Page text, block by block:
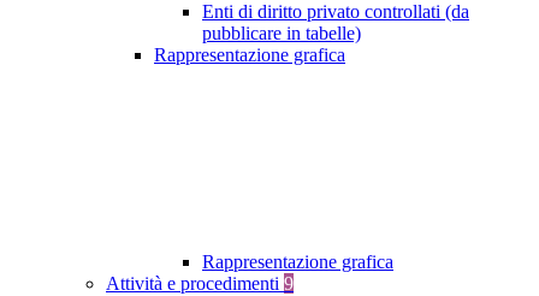
Enti di diritto privato controllati (da
pubblicare in tabelle)
Rappresentazione grafica
Rappresentazione grafica
Attività e procedimenti 9